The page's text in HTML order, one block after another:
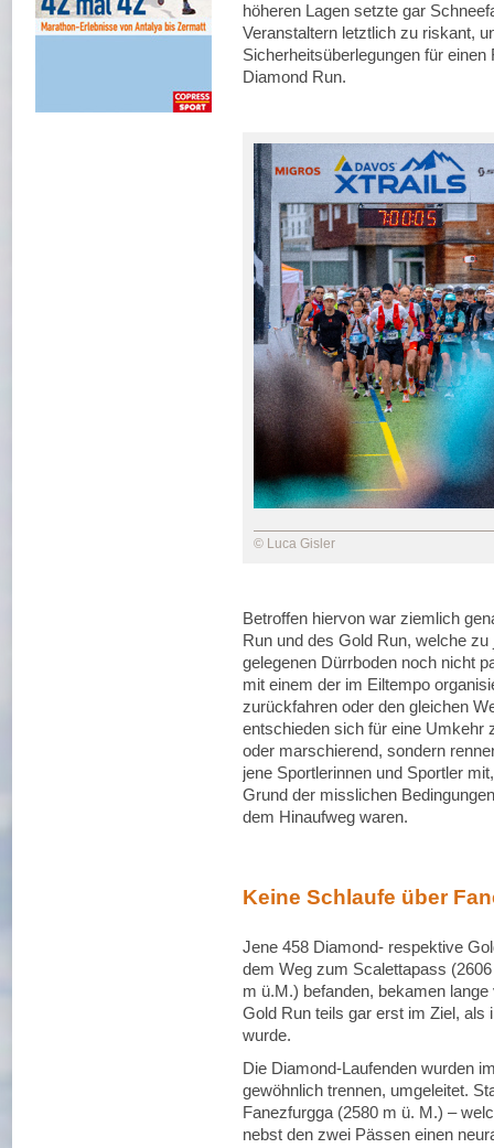
höheren Lagen setzte gar
Veranstaltern letztlich zu riskant,
Sicherheitsüberlegungen für
Diamond Run.
© Luca Gisler
Betroffen hiervon war ziemlich
Run und des Gold Run, welche
gelegenen Dürrboden noch nicht
mit einem der im Eiltempo
zurückfahren oder den gleichen
entschieden sich für eine Umkehr
oder marschierend, sondern
jene Sportlerinnen und Sportler
Grund der misslichen
dem Hinaufweg waren.
Keine Schlaufe über
Jene 458 Diamond- respektive
dem Weg zum Scalettapass
m ü.M.) befanden, bekamen
Gold Run teils gar erst im Ziel, als
wurde.
Die Diamond-Laufenden wurden
gewöhnlich trennen, umgeleitet.
Fanezfurgga (2580 m ü. M.) –
nebst den zwei Pässen einen